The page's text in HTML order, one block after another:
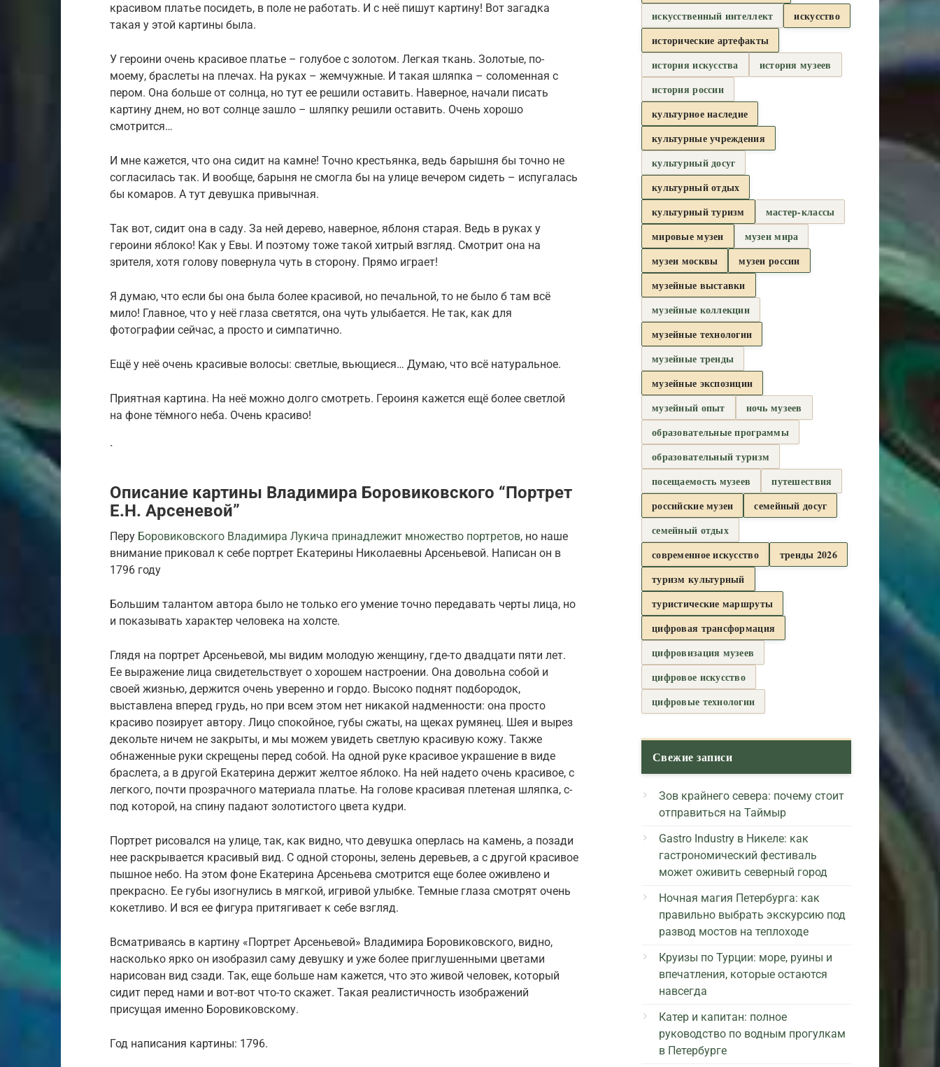
красивом платье посидеть, в поле не работать. И с неё пишут картину! Вот загадка
такая у этой картины была.
У героини очень красивое платье – голубое с золотом. Легкая ткань. Золотые, по-
моему, браслеты на плечах. На руках – жемчужные. И такая шляпка – соломенная с
пером. Она больше от солнца, но тут ее решили оставить. Наверное, начали писать
картину днем, но вот солнце зашло – шляпку решили оставить. Очень хорошо
смотрится…
И мне кажется, что она сидит на камне! Точно крестьянка, ведь барышня бы точно не
согласилась так. И вообще, барыня не смогла бы на улице вечером сидеть – испугалась
бы комаров. А тут девушка привычная.
Так вот, сидит она в саду. За ней дерево, наверное, яблоня старая. Ведь в руках у
героини яблоко! Как у Евы. И поэтому тоже такой хитрый взгляд. Смотрит она на
зрителя, хотя голову повернула чуть в сторону. Прямо играет!
Я думаю, что если бы она была более красивой, но печальной, то не было б там всё
мило! Главное, что у неё глаза светятся, она чуть улыбается. Не так, как для
фотографии сейчас, а просто и симпатично.
Ещё у неё очень красивые волосы: светлые, вьющиеся… Думаю, что всё натуральное.
Приятная картина. На неё можно долго смотреть. Героиня кажется ещё более светлой
на фоне тёмного неба. Очень красиво!
`
Описание картины Владимира Боровиковского “Портрет
Е.Н. Арсеневой”
Перу Боровиковского Владимира Лукича принадлежит множество портретов, но наше
внимание приковал к себе портрет Екатерины Николаевны Арсеньевой. Написан он в
1796 году
Большим талантом автора было не только его умение точно передавать черты лица, но
и показывать характер человека на холсте.
Глядя на портрет Арсеньевой, мы видим молодую женщину, где-то двадцати пяти лет.
Ее выражение лица свидетельствует о хорошем настроении. Она довольна собой и
своей жизнью, держится очень уверенно и гордо. Высоко поднят подбородок,
выставлена вперед грудь, но при всем этом нет никакой надменности: она просто
красиво позирует автору. Лицо спокойное, губы сжаты, на щеках румянец. Шея и вырез
декольте ничем не закрыты, и мы можем увидеть светлую красивую кожу. Также
обнаженные руки скрещены перед собой. На одной руке красивое украшение в виде
браслета, а в другой Екатерина держит желтое яблоко. На ней надето очень красивое, с
легкого, почти прозрачного материала платье. На голове красивая плетеная шляпка, с-
под которой, на спину падают золотистого цвета кудри.
Портрет рисовался на улице, так, как видно, что девушка оперлась на камень, а позади
нее раскрывается красивый вид. С одной стороны, зелень деревьев, а с другой красивое
пышное небо. На этом фоне Екатерина Арсеньева смотрится еще более оживлено и
прекрасно. Ее губы изогнулись в мягкой, игривой улыбке. Темные глаза смотрят очень
кокетливо. И вся ее фигура притягивает к себе взгляд.
Всматриваясь в картину «Портрет Арсеньевой» Владимира Боровиковского, видно,
насколько ярко он изобразил саму девушку и уже более приглушенными цветами
нарисован вид сзади. Так, еще больше нам кажется, что это живой человек, который
сидит перед нами и вот-вот что-то скажет. Такая реалистичность изображений
присущая именно Боровиковскому.
Год написания картины: 1796.
искусственный интеллект
искусство
исторические артефакты
история искусства
история музеев
история россии
культурное наследие
культурные учреждения
культурный досуг
культурный отдых
культурный туризм
мастер-классы
мировые музеи
музеи мира
музеи москвы
музеи россии
музейные выставки
музейные коллекции
музейные технологии
музейные тренды
музейные экспозиции
музейный опыт
ночь музеев
образовательные программы
образовательный туризм
посещаемость музеев
путешествия
российские музеи
семейный досуг
семейный отдых
современное искусство
тренды 2026
туризм культурный
туристические маршруты
цифровая трансформация
цифровизация музеев
цифровое искусство
цифровые технологии
Свежие записи
Зов крайнего севера: почему стоит
отправиться на Таймыр
Gastro Industry в Никеле: как
гастрономический фестиваль
может оживить северный город
Ночная магия Петербурга: как
правильно выбрать экскурсию под
развод мостов на теплоходе
Круизы по Турции: море, руины и
впечатления, которые остаются
навсегда
Катер и капитан: полное
руководство по водным прогулкам
в Петербурге